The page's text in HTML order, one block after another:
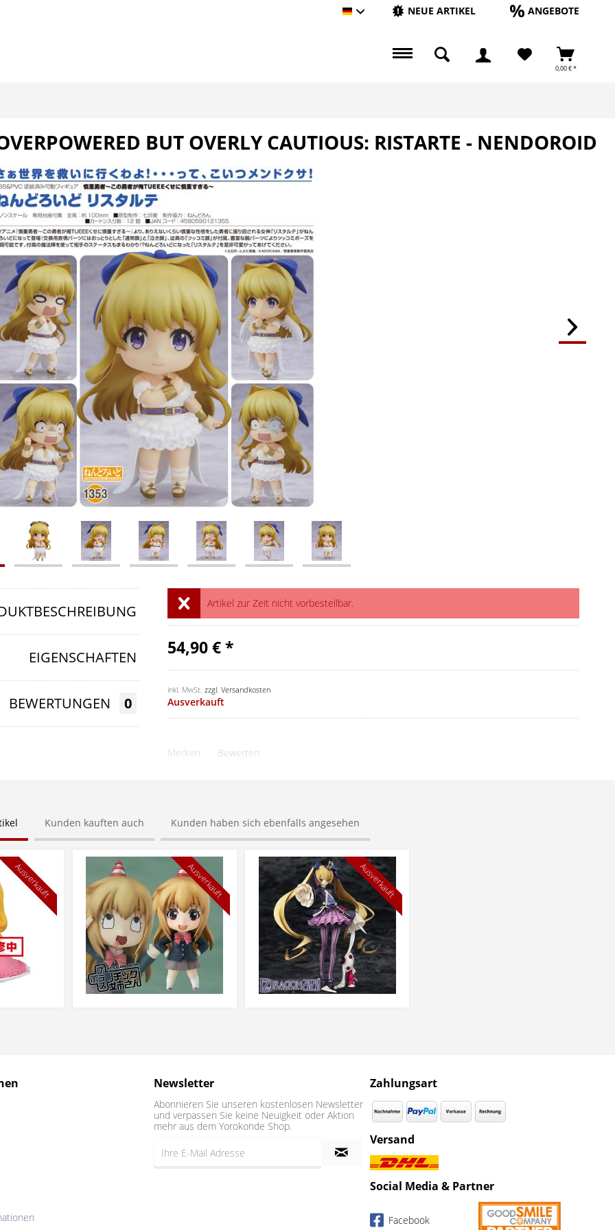
Hauptshop DeutschNEUE ARTIKEL ANGEBOTE
0,00 € *
BUT OVERLY CAUTIOUS: RISTARTE - NENDOROID
Artikel zur Zeit nicht vorbestellbar.
54,90 € *
inkl. MwSt. zzgl. Versandkosten
Ausverkauft
Merken Bewerten
EIGENSCHAFTEN
BEWERTUNGEN 0
Kunden kauften auch Kunden haben sich ebenfalls angesehen
Ausverkauft Ausverkauft Ausverkauft
Newsletter
Abonnieren Sie unseren kostenlosen Newsletter
und verpassen Sie keine Neuigkeit oder Aktion
mehr aus dem Yorokonde Shop.
Zahlungsart
Versand
Social Media & Partner
Facebook